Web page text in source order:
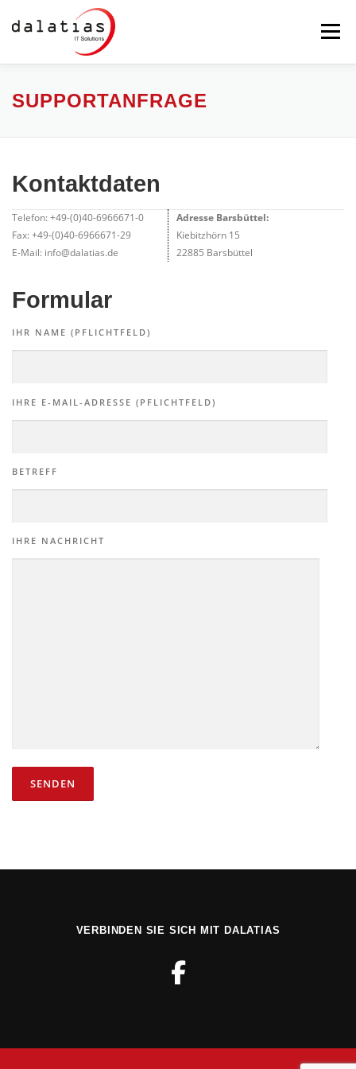
Inhalt
Menü
STARTSEITE DALATIAS
SERVICE FERNWARTUNG
SUPPORTANFRAGE
Kontaktdaten
Telefon: +49-(0)40-6966671-0
Fax: +49-(0)40-6966671-29
E-Mail: info@dalatias.de
Adresse Barsbüttel:
Kiebitzhörn 15
22885 Barsbüttel
Formular
IHR NAME (PFLICHTFELD)
IHRE E-MAIL-ADRESSE (PFLICHTFELD)
BETREFF
IHRE NACHRICHT
VERBINDEN SIE SICH MIT DALATIAS